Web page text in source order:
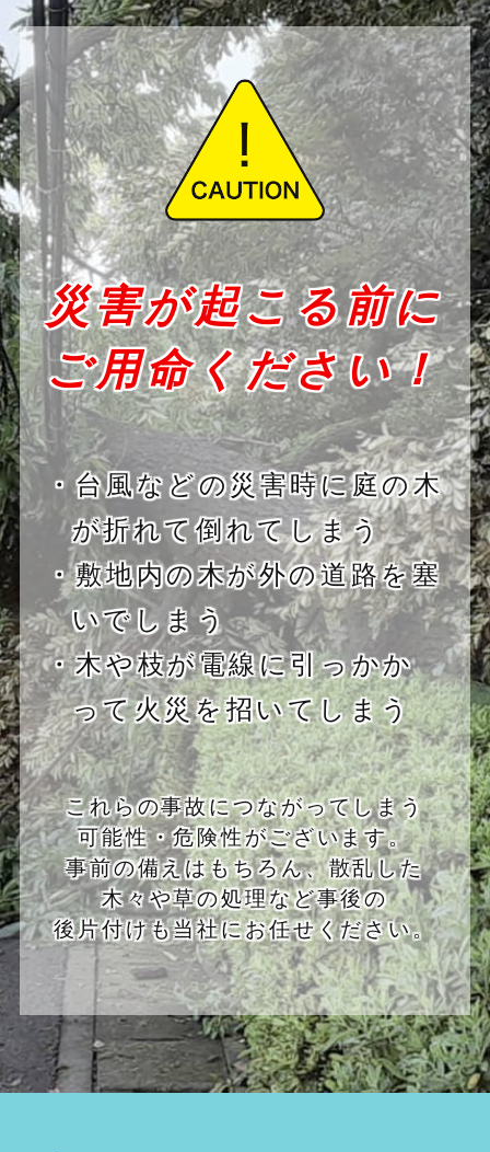
災害が起こる前に
ご用命ください！
・台風などの災害時に庭の木
が折れて倒れてしまう
・敷地内の木が外の道路を塞
いでしまう
・木や枝が電線に引っかか
って火災を招いてしまう
これらの事故につながってしまう
可能性・危険性がございます。
事前の備えはもちろん、散乱した
木々や草の処理など事後の
後片付けも当社にお任せください。